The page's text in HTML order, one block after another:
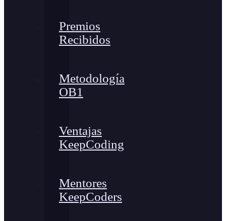
Premios
Recibidos
Metodología
OB1
Ventajas
KeepCoding
Mentores
KeepCoders